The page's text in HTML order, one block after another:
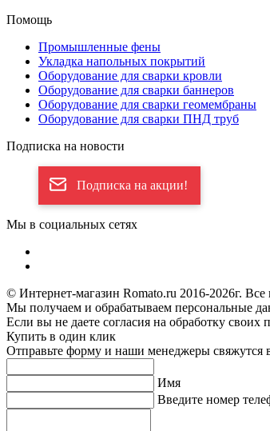
Помощь
Промышленные фены
Укладка напольных покрытий
Оборудование для сварки кровли
Оборудование для сварки баннеров
Оборудование для сварки геомембраны
Оборудование для сварки ПНД труб
Подписка на новости
Подписка на акции!
Мы в социальных сетях
© Интернет-магазин Romato.ru 2016-2026г.
Мы получаем и обрабатываем персональные
Если вы не даете согласия на обработку
Купить в один клик
Отправьте форму и наши менеджеры свяжутся
Имя
Введите номер